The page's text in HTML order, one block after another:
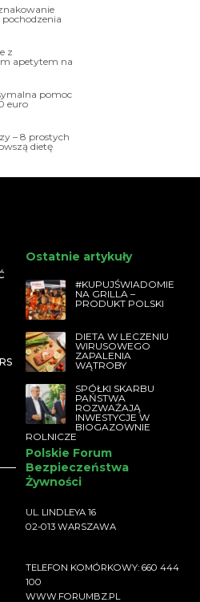
z
apetytem na
pomoc
euro
– 8 prostych
dietę
Ostatnie artykuły
#KUPUJŚWIADOMIE
NA GRILLA –
PRODUKT POLSKI
DIETA W LECZENIU
WIRUSOWEGO
ZAPALENIA
WĄTROBY
SPÓŁKI SKARBU
PAŃSTWA
ROZWAŻAJĄ
INWESTYCJE W
BIOGAZOWNIE
ROLNICZE
Polskie Forum
Bezpieczeństwa
Żywności
UL. LINDLEYA 16
02-013 WARSZAWA
TELEFON KOMÓRKOWY: 660 444
100
WWW.FORUMBZ.PL